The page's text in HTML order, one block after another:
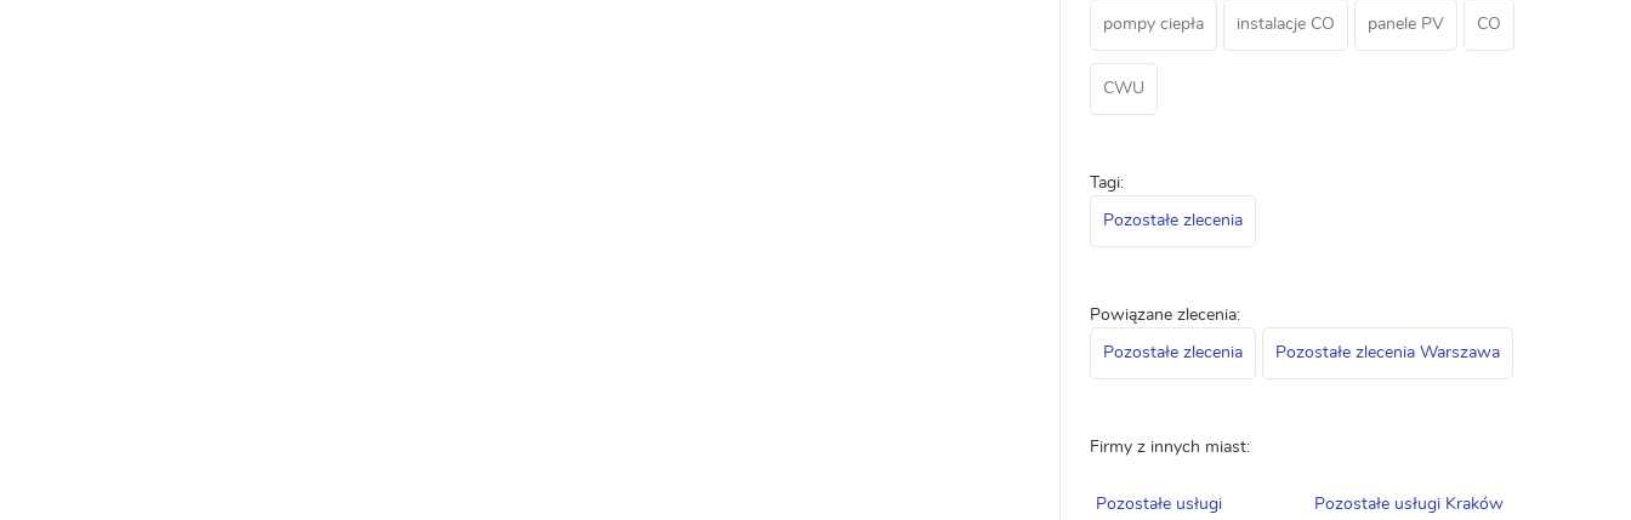
pompy ciepła instalacje CO panele PV CO
CWU
Tagi:
Pozostałe zlecenia
Powiązane zlecenia:
Pozostałe zlecenia Pozostałe zlecenia Warszawa
Firmy z innych miast:
Pozostałe usługi
Pozostałe usługi Kraków